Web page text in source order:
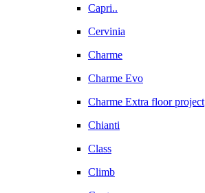
Capri..
Cervinia
Charme
Charme Evo
Charme Extra floor project
Chianti
Class
Climb